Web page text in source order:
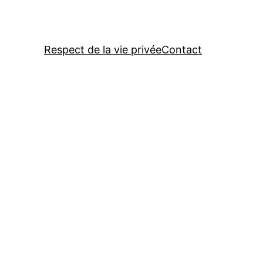
Respect de la vie privéeContact